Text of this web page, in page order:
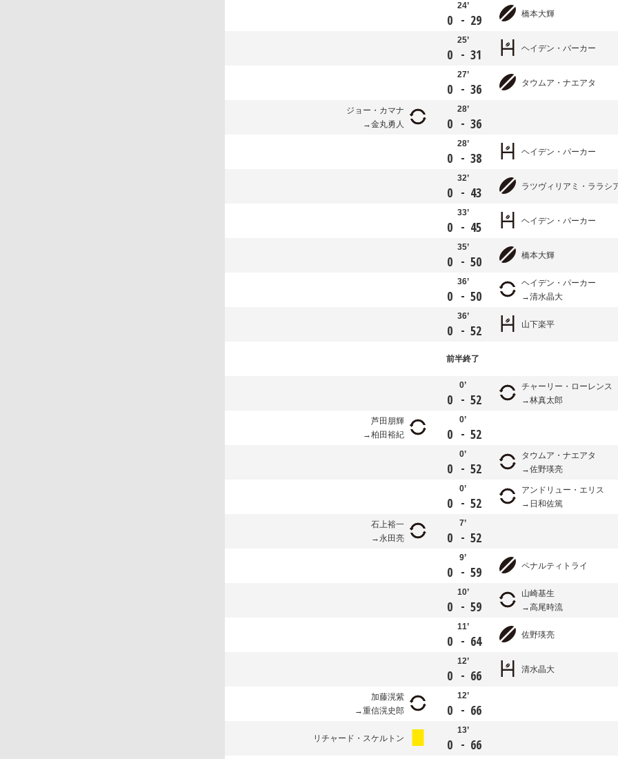
24’
0 - 29 橋本大輝
25’
0 - 31 ヘイデン・パーカー
27’
0 - 36 タウムア・ナエアタ
ジョー・カマナ
金丸勇人
28’
0 - 36
28’
0 - 38 ヘイデン・パーカー
32’
0 - 43 ラツヴィリアミ・ララシ
33’
0 - 45 ヘイデン・パーカー
35’
0 - 50 橋本大輝
36’
0 - 50
ヘイデン・パーカー
清水晶大
36’
0 - 52 山下楽平
前半終了
0’
0 - 52
チャーリー・ローレンス
林真太郎
芦田朋輝
柏田裕紀
0’
0 - 52
0’
0 - 52
タウムア・ナエアタ
佐野瑛亮
0’
0 - 52
アンドリュー・エリス
日和佐篤
石上裕一
永田亮
7’
0 - 52
9’
0 - 59 ペナルティトライ
10’
0 - 59
山崎基生
高尾時流
11’
0 - 64 佐野瑛亮
12’
0 - 66 清水晶大
加藤滉紫
重信滉史郎
12’
0 - 66
リチャード・スケルトン
13’
0 - 66